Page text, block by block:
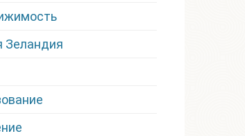
Зеландия